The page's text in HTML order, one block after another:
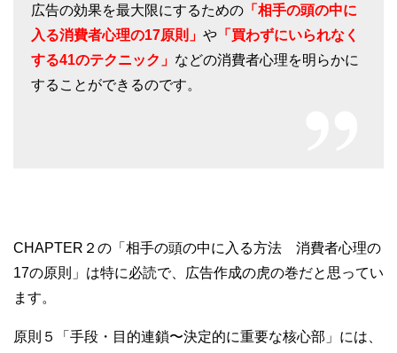
広告の効果を最大限にするための 「相手の頭の中に
入る消費者心理の17原則」 や 「買わずにいられなく
する41のテクニック」 などの消費者心理を明らかに
することができるのです。
CHAPTER２の「相手の頭の中に入る方法 消費者心理の
17の原則」は特に必読で、広告作成の虎の巻だと思ってい
ます。
原則５「手段・目的連鎖〜決定的に重要な核心部」には、